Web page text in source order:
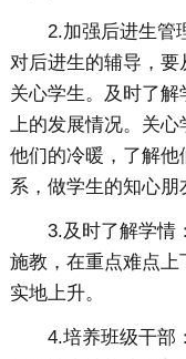
2.加强后进生管
对后进生的辅导，
关心学生。及时了
上的发展情况。关
他们的冷暖，了解
系，做学生的知心朋
3.及时了解学情
施教，在重点难点
实地上升。
4.培养班级干部